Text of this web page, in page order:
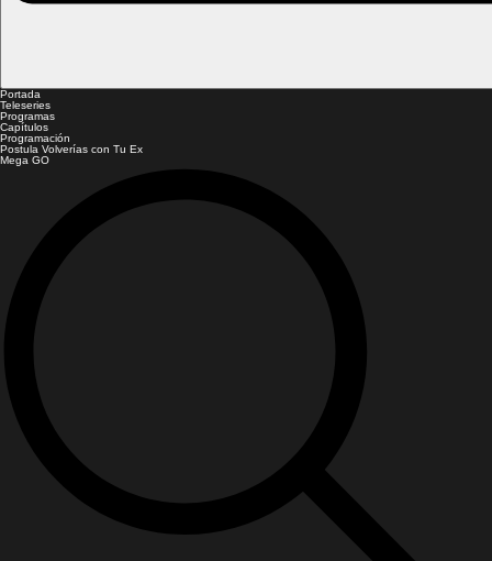
Portada
Teleseries
Programas
Capítulos
Programación
Postula Volverías con Tu Ex
Mega GO